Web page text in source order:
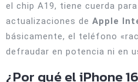
el chip A19, tiene cuerda
actualizaciones de Apple
básicamente, el teléfono
defraudar en potencia ni en
¿Por qué el iPhone